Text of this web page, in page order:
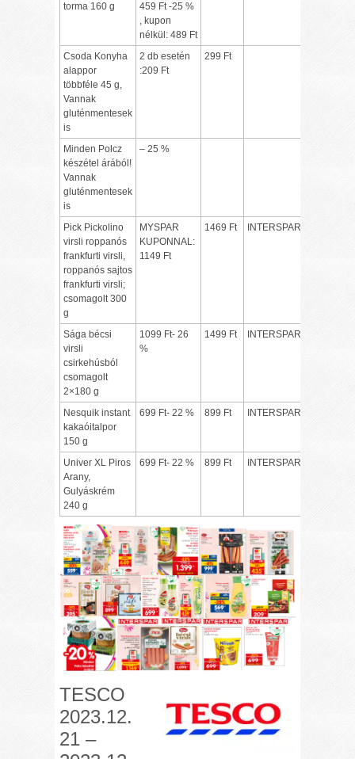
torma 160 g
459 Ft -25 %
, kupon
nélkül: 489 Ft
Csoda Konyha
alappor
többféle 45 g,
Vannak
gluténmentesek
is
2 db esetén
:209 Ft
299 Ft
Minden Polcz
készétel árából!
Vannak
gluténmentesek
is
– 25 %
Pick Pickolino
virsli roppanós
frankfurti virsli,
roppanós sajtos
frankfurti virsli;
csomagolt 300
g
MYSPAR
KUPONNAL:
1149 Ft
1469 Ft INTERSPAR
Sága bécsi
virsli
csirkehúsból
csomagolt
2×180 g
1099 Ft- 26
%
1499 Ft INTERSPAR
Nesquik instant
kakaóitalpor
150 g
699 Ft- 22 % 899 Ft INTERSPAR
Univer XL Piros
Arany,
Gulyáskrém
240 g
699 Ft- 22 % 899 Ft INTERSPAR
TESCO
2023.12.
21 –